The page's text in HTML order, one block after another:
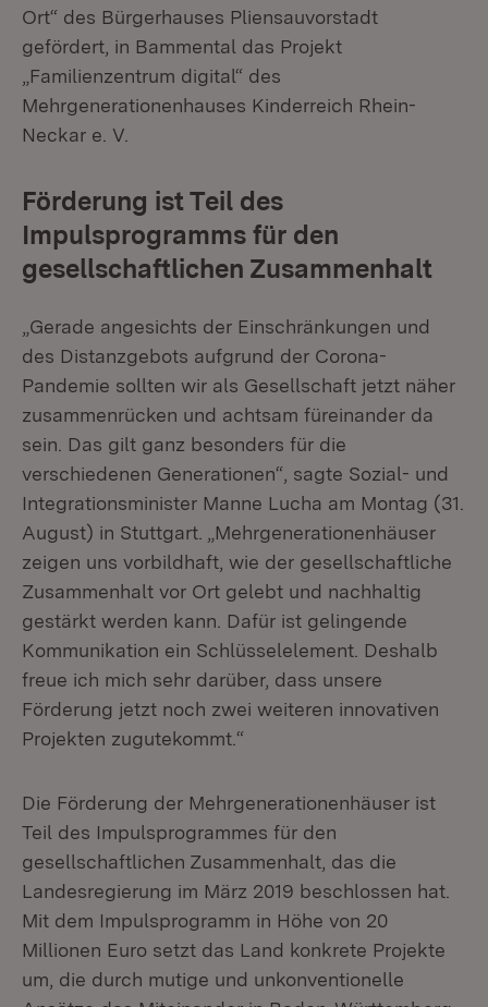
Ort“ des Bürgerhauses Pliensauvorstadt
gefördert, in Bammental das Projekt
„Familienzentrum digital“ des
Mehrgenerationenhauses Kinderreich Rhein-
Neckar e. V.
Förderung ist Teil des
Impulsprogramms für den
gesellschaftlichen Zusammenhalt
„Gerade angesichts der Einschränkungen und
des Distanzgebots aufgrund der Corona-
Pandemie sollten wir als Gesellschaft jetzt näher
zusammenrücken und achtsam füreinander da
sein. Das gilt ganz besonders für die
verschiedenen Generationen“, sagte Sozial- und
Integrationsminister Manne Lucha am Montag (31.
August) in Stuttgart. „Mehrgenerationenhäuser
zeigen uns vorbildhaft, wie der gesellschaftliche
Zusammenhalt vor Ort gelebt und nachhaltig
gestärkt werden kann. Dafür ist gelingende
Kommunikation ein Schlüsselelement. Deshalb
freue ich mich sehr darüber, dass unsere
Förderung jetzt noch zwei weiteren innovativen
Projekten zugutekommt.“
Die Förderung der Mehrgenerationenhäuser ist
Teil des Impulsprogrammes für den
gesellschaftlichen Zusammenhalt, das die
Landesregierung im März 2019 beschlossen hat.
Mit dem Impulsprogramm in Höhe von 20
Millionen Euro setzt das Land konkrete Projekte
um, die durch mutige und unkonventionelle